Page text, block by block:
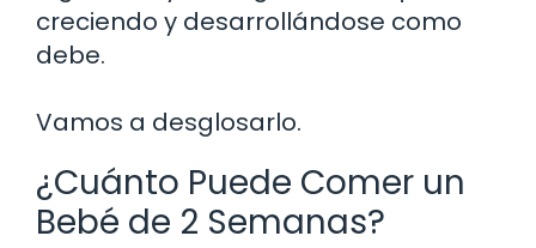
creciendo y desarrollándose como
debe.
Vamos a desglosarlo.
¿Cuánto Puede Comer un
Bebé de 2 Semanas?